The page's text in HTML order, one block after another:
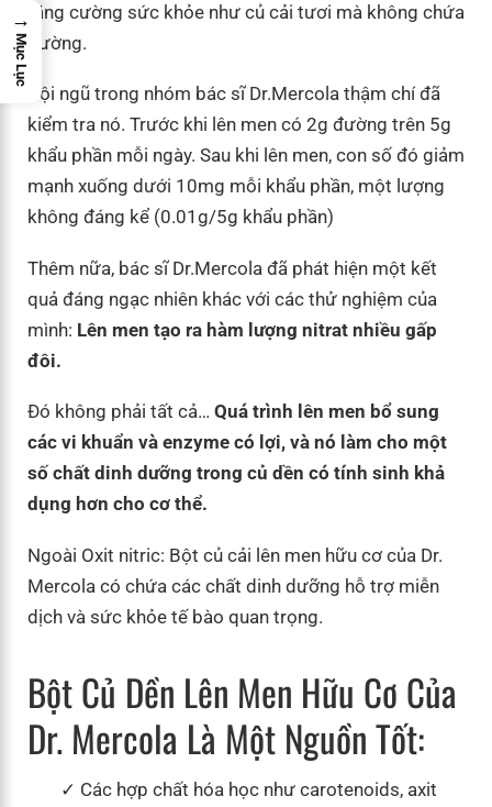
tăng cường sức khỏe như củ cải tươi mà không chứa
đường.
Đội ngũ trong nhóm bác sĩ Dr.Mercola thậm chí đã
kiểm tra nó. Trước khi lên men có 2g đường trên 5g
khẩu phần mỗi ngày. Sau khi lên men, con số đó giảm
mạnh xuống dưới 10mg mỗi khẩu phần, một lượng
không đáng kể (0.01g/5g khẩu phần)
Thêm nữa, bác sĩ Dr.Mercola đã phát hiện một kết
quả đáng ngạc nhiên khác với các thử nghiệm của
mình: Lên men tạo ra hàm lượng nitrat nhiều gấp
đôi.
Đó không phải tất cả… Quá trình lên men bổ sung
các vi khuẩn và enzyme có lợi, và nó làm cho một
số chất dinh dưỡng trong củ dền có tính sinh khả
dụng hơn cho cơ thể.
Ngoài Oxit nitric: Bột củ cải lên men hữu cơ của Dr.
Mercola có chứa các chất dinh dưỡng hỗ trợ miễn
dịch và sức khỏe tế bào quan trọng.
Bột Củ Dền Lên Men Hữu Cơ Của
Dr. Mercola Là Một Nguồn Tốt:
Các hợp chất hóa học như carotenoids, axit
→
Mục Lục